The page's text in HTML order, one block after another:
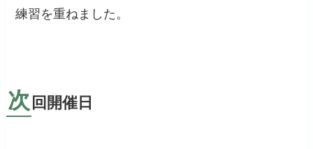
練習を重ねました。
次 回開催日